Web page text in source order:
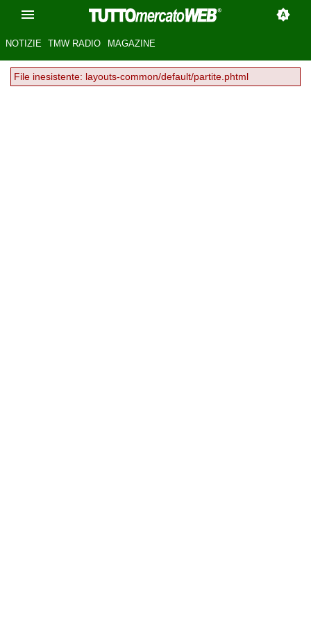
NOTIZIE TMW RADIO MAGAZINE
File inesistente: layouts-common/default/partite.phtml